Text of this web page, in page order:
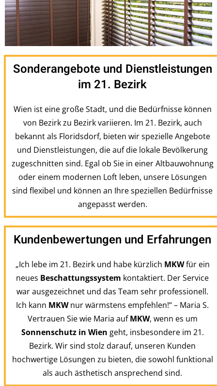
Sonderangebote und Dienstleistungen
im 21. Bezirk
Wien ist eine große Stadt, und die Bedürfnisse können
von Bezirk zu Bezirk variieren. Im 21. Bezirk, auch
bekannt als Floridsdorf, bieten wir spezielle Angebote
und Dienstleistungen, die auf die lokale Bevölkerung
zugeschnitten sind. Egal ob Sie in einer Altbauwohnung
oder einem modernen Loft leben, unsere Lösungen
sind flexibel und können an Ihre speziellen Bedürfnisse
angepasst werden.
Kundenbewertungen und Erfahrungen
„Ich lebe im 21. Bezirk und habe kürzlich MKWfür ein
neues Beschattungssystem kontaktiert. Der Service
war ausgezeichnet und das Team sehr professionell.
Ich kann MKWnur wärmstens empfehlen!“ – Maria S.
Vertrauen Sie wie Maria aufMKW, wenn es um
Sonnenschutz in Wien geht, insbesondere im 21.
Bezirk. Wir sind stolz darauf, unseren Kunden
hochwertige Lösungen zu bieten, die sowohl funktional
als auch ästhetisch ansprechend sind.